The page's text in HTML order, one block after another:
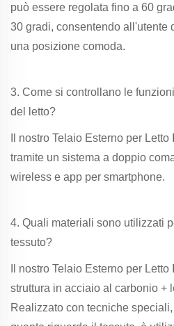
può essere regolata fino a 60
30 gradi, consentendo all'utente
una posizione comoda.
3. Come si controllano le
del letto?
Il nostro Telaio Esterno per
tramite un sistema a doppio
wireless e app per smartphone.
4. Quali materiali sono utilizzati
tessuto?
Il nostro Telaio Esterno per
struttura in acciaio al carbonio +
Realizzato con tecniche